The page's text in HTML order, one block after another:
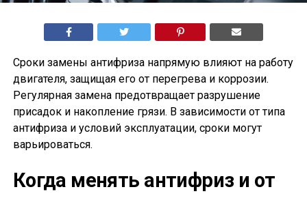
Сроки замены антифриза напрямую влияют на работу
двигателя, защищая его от перегрева и коррозии.
Регулярная замена предотвращает разрушение
присадок и накопление грязи. В зависимости от типа
антифриза и условий эксплуатации, сроки могут
варьироваться.
Когда менять антифриз и от